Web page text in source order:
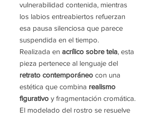
vulnerabilidad contenida, mientras
los labios entreabiertos refuerzan
esa pausa silenciosa que parece
suspendida en el tiempo.
Realizada en acrílico sobre tela, esta
pieza pertenece al lenguaje del
retrato contemporáneo con una
estética que combina realismo
figurativo y fragmentación cromática.
El modelado del rostro se resuelve